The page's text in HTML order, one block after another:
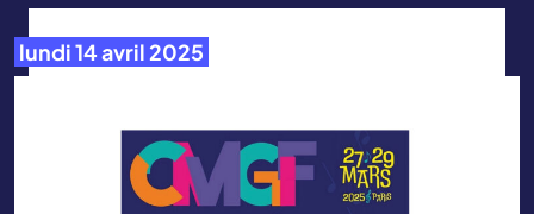
lundi 14 avril 2025